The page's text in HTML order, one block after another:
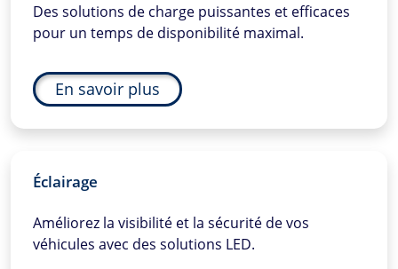
Des solutions de charge puissantes et efficaces
pour un temps de disponibilité maximal.
En savoir plus
Éclairage
Améliorez la visibilité et la sécurité de vos
véhicules avec des solutions LED.